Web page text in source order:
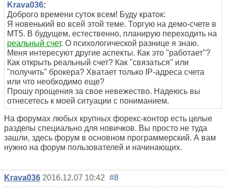
Krava036:
Доброго времени суток всем! Буду краток:
Я новенький во всей этой теме. Торгую на демо-счете в
MT5. В будущем, естественно, планирую переходить на
реальный счет. О психологической разнице я знаю.
Меня интересуют другие аспекты. Как это "работает"?
Как открыть реальный счет? Как "связаться" или
"получить" брокера? Хватает только IP-адреса счета
или что необходимо еще?
Прошу прощения за свое невежество. Надеюсь вы
отнесетесь к моей ситуации с пониманием.
На форумах любых крупных форекс-контор есть целые
разделы специально для новичков. Вы просто не туда
зашли, здесь форум в основном программерский. А вам
нужно на форум пользователей и начинающих.
Krava036 2016.12.07 10:42 #8